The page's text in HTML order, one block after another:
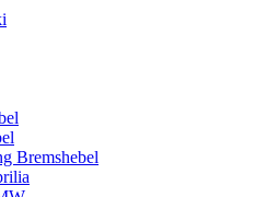
Bremshebel